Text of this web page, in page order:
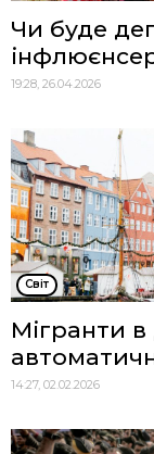
Чи буде
19:28, 26.04.2026
Cвіт
Мігранти
14:27, 02.02.2026